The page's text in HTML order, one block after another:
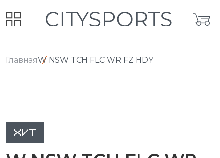
ГлавнаяW NSW TCH FLC WR FZ HDY
ХИТ